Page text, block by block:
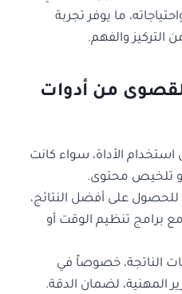
ما يوفر تجربة
والفهم.
من أدوات
الأداة، سواء كانت
أو تلخيص محتوى.
على أفضل النتائج،
مثل استخدام ChatGPT مع برامج تنظيم الوقت أو
الناتجة، خصوصاً في
المهنية، لضمان الدقة.